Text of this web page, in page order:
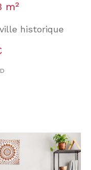
m²
historique